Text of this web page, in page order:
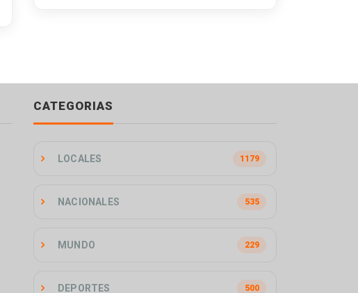
CATEGORIAS
LOCALES 1179
NACIONALES 535
MUNDO 229
DEPORTES 500